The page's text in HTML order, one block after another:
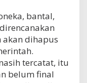
bantal,
akan dihapus
tercatat, itu
belum final